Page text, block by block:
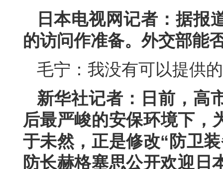
日本电视网记者：据报
的访问作准备。外交部能
毛宁：我没有可以提供
新华社记者：日前，高
后最严峻的安保环境下，
于未然，正是修改“防卫
防长赫格塞思公开欢迎日